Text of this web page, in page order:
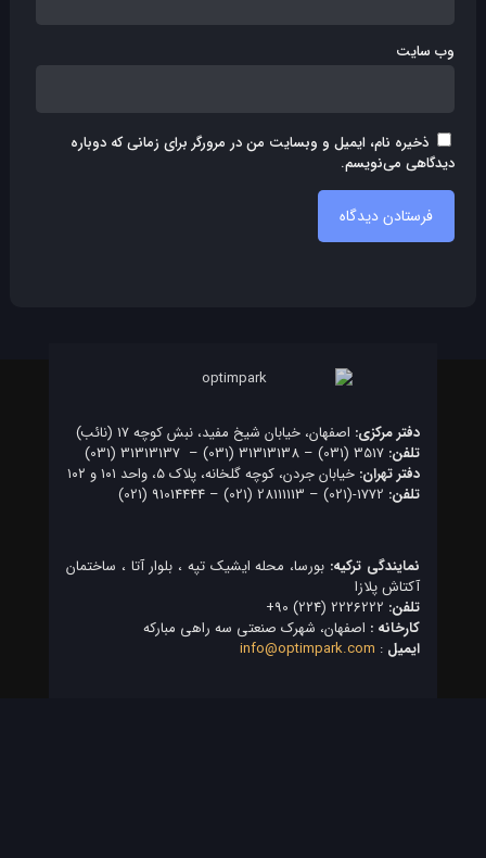
وب‌ سایت
ذخیره نام، ایمیل و وبسایت من در مرورگر برای زمانی که دوباره
دیدگاهی می‌نویسم.
دفتر مرکزی: اصفهان، خیابان شیخ مفید، نبش کوچه 17 (نائب)
تلفن: 3517 (031)
–
31313138 (031)
–
31313137 (031)
دفتر تهران: خیابان جردن، کوچه گلخانه، پلاک ۵، واحد ۱۰۱ و ۱۰۲
تلفن: 1772-(021)
–
28111113 (021)
–
91014444 (021)
نمایندگی ترکیه: بورسا، محله ایشیک تپه ، بلوار آتا ، ساختمان
آکتاش پلازا
تلفن: 2226222 (224) 90+
کارخانه : اصفهان، شهرک صنعتی سه راهی مبارکه
ایمیل :
info@optimpark.com